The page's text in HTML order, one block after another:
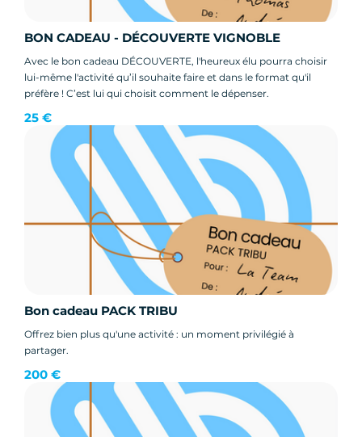
BON CADEAU - DÉCOUVERTE VIGNOBLE
Avec le bon cadeau DÉCOUVERTE, l'heureux élu pourra choisir
lui-même l'activité qu’il souhaite faire et dans le format qu'il
préfère ! C’est lui qui choisit comment le dépenser.
25 €
Bon cadeau PACK TRIBU
Offrez bien plus qu'une activité : un moment privilégié à
partager.
200 €